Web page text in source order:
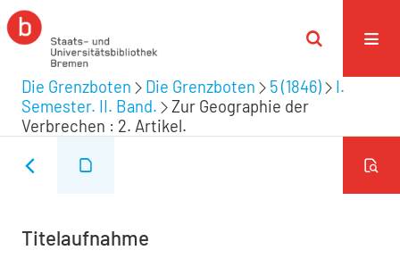
Die Grenzboten Die Grenzboten 5 (1846)
I.
Semester. II. Band.
Zur Geographie der
Verbrechen : 2. Artikel.
Titelaufnahme